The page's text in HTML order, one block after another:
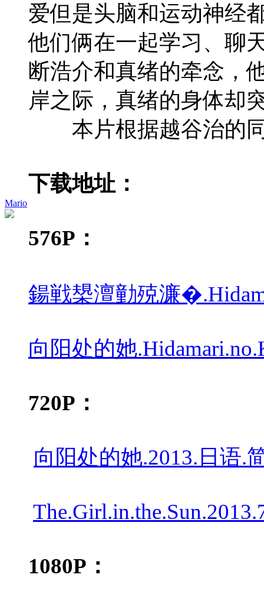
Mario
爱但是头脑和运动神经
他们俩在一起学习、聊
断浩介和真绪的牵念，
岸之际，真绪的身体却
本片根据越谷治的同
下载地址：
576P：
鍚戦槼澶勭殑濂
向阳处的她
720P：
向阳处的她.2013.日语.
1080P：